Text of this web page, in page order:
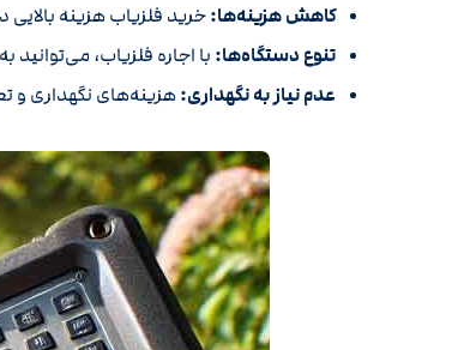
کاهش هزینه‌ها:خرید فلزیاب هزینه
تنوع دستگاه‌ها: با اجاره فلزیاب،
عدم نیاز به نگهداری: هزینه‌های نگهداری و